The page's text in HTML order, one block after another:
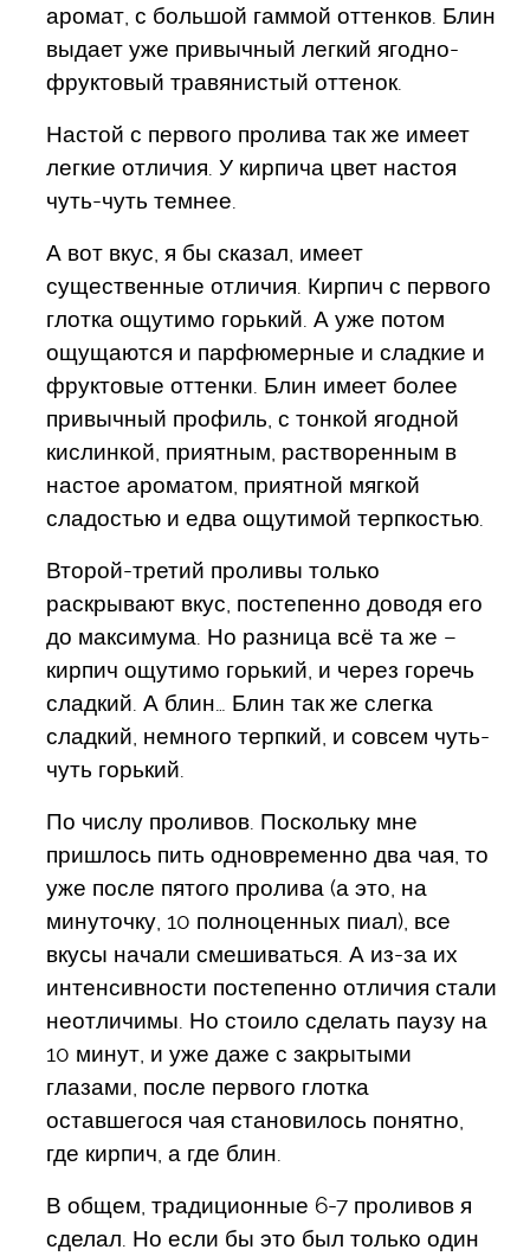
аромат, с большой гаммой оттенков. Блин
выдает уже привычный легкий ягодно-
фруктовый травянистый оттенок.
Настой с первого пролива так же имеет
легкие отличия. У кирпича цвет настоя
чуть-чуть темнее.
А вот вкус, я бы сказал, имеет
существенные отличия. Кирпич с первого
глотка ощутимо горький. А уже потом
ощущаются и парфюмерные и сладкие и
фруктовые оттенки. Блин имеет более
привычный профиль, с тонкой ягодной
кислинкой, приятным, растворенным в
настое ароматом, приятной мягкой
сладостью и едва ощутимой терпкостью.
Второй-третий проливы только
раскрывают вкус, постепенно доводя его
до максимума. Но разница всё та же –
кирпич ощутимо горький, и через горечь
сладкий. А блин… Блин так же слегка
сладкий, немного терпкий, и совсем чуть-
чуть горький.
По числу проливов. Поскольку мне
пришлось пить одновременно два чая, то
уже после пятого пролива (а это, на
минуточку, 10 полноценных пиал), все
вкусы начали смешиваться. А из-за их
интенсивности постепенно отличия стали
неотличимы. Но стоило сделать паузу на
10 минут, и уже даже с закрытыми
глазами, после первого глотка
оставшегося чая становилось понятно,
где кирпич, а где блин.
В общем, традиционные 6-7 проливов я
сделал. Но если бы это был только один